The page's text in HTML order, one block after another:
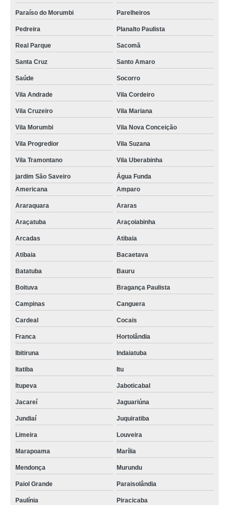
Paraíso do Morumbi Parelheiros
Pedreira Planalto Paulista
Real Parque Sacomã
Santa Cruz Santo Amaro
Saúde Socorro
Vila Andrade Vila Cordeiro
Vila Cruzeiro Vila Mariana
Vila Morumbi Vila Nova Conceição
Vila Progredior Vila Suzana
Vila Tramontano Vila Uberabinha
jardim São Saveiro
Água Funda
Americana
Amparo
Araraquara Araras
Araçatuba Araçoiabinha
Arcadas Atibaia
Atibaia Bacaetava
Batatuba Bauru
Boituva Bragança Paulista
Campinas Canguera
Cardeal Cocais
Franca Hortolândia
Ibitiruna Indaiatuba
Itatiba Itu
Itupeva Jaboticabal
Jacareí Jaguariúna
Jundiaí Juquiratiba
Limeira Louveira
Marapoama Marília
Mendonça Murundu
Paiol Grande Paraisolândia
Paulínia Piracicaba